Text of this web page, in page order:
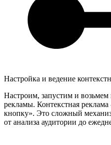
Настройка и ведение
Настроим, запустим и возьмем
рекламы. Контекстная
кнопку». Это сложный
от анализа аудитории до